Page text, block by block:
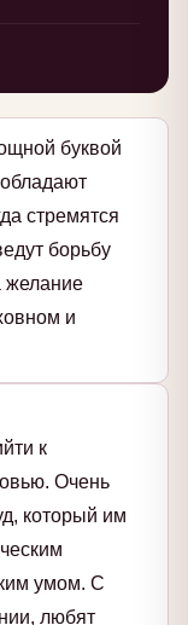
буквой
стремятся
борьбу
желание
и
к
Очень
который им
умом. С
любят